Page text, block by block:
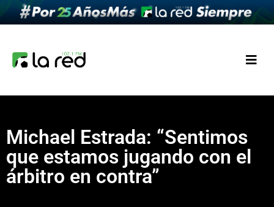
Michael Estrada: “Sentimos
que estamos jugando con el
árbitro en contra”